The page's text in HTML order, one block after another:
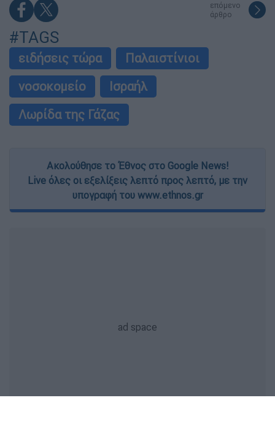
επόμενο
άρθρο
#TAGS
ειδήσεις τώρα
Παλαιστίνιοι
νοσοκομείο
Ισραήλ
Λωρίδα της Γάζας
Ακολούθησε το Έθνος στο Google News!
Live όλες οι εξελίξεις λεπτό προς λεπτό, με την
υπογραφή του www.ethnos.gr